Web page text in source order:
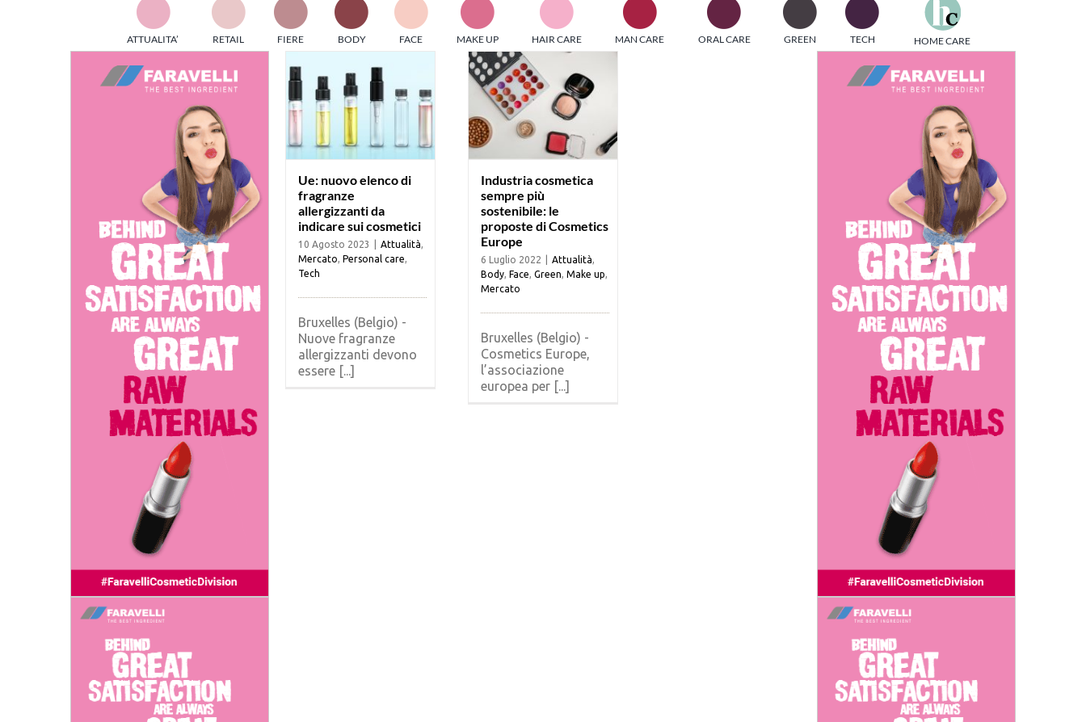
TESPI MEDIAGROUP racchiude un pool di società di comunicazione
ed editrici specializzate nell’informazione b2b. Edizioni Turbo, in
particolare, attraverso numerose riviste verticali, fornisce strumenti di
informazione che coinvolgono gli attori nei settori beauty, food,
technology, entertainment e sport.
Stay tuned!
LE RIVISTE
Scroll Down
ATTUALITA’ RETAIL FIERE BODY FACE MAKE UP HAIR CARE MAN CARE ORAL CARE GREEN TECH HOME CARE
Ue: nuovo elenco di
fragranze
allergizzanti da
indicare sui cosmetici
10 Agosto 2023 Attualità
Mercato Personal care
Tech
Bruxelles (Belgio) -
Nuove fragranze
allergizzanti devono
essere [...]
Industria cosmetica
sempre più
Industria cosmetica
sempre più
sostenibile: le
proposte di Cosmetics
Europe
6 Luglio 2022 Attualità
Body, Face Green Make up
Mercato
Bruxelles (Belgio) -
Cosmetics Europe,
l’associazione
europea per [...]